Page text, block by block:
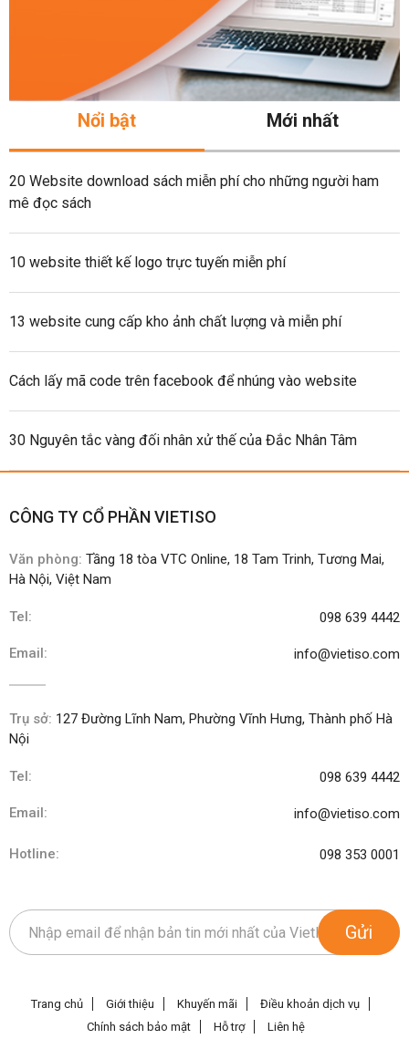
Nổi bật Mới nhất
20 Website download sách miễn phí cho những người ham
mê đọc sách
10 website thiết kế logo trực tuyến miễn phí
13 website cung cấp kho ảnh chất lượng và miễn phí
Cách lấy mã code trên facebook để nhúng vào website
30 Nguyên tắc vàng đối nhân xử thế của Đắc Nhân Tâm
CÔNG TY CỔ PHẦN VIETISO
Văn phòng: Tầng 18 tòa VTC Online, 18 Tam Trinh, Tương Mai,
Hà Nội, Việt Nam
Tel: 098 639 4442
Email: info@vietiso.com
Trụ sở: 127 Đường Lĩnh Nam, Phường Vĩnh Hưng, Thành phố Hà
Nội
Tel: 098 639 4442
Email: info@vietiso.com
Hotline: 098 353 0001
Gửi
Trang chủ Giới thiệu Khuyến mãi
Điều khoản dịch vụ
Chính sách bảo mật
Hỗ trợ Liên hệ